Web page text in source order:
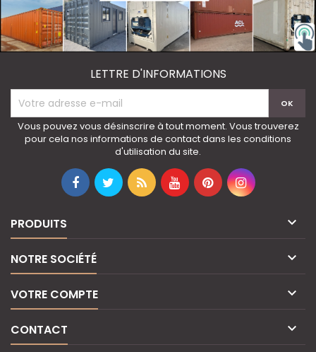
LETTRE D'INFORMATIONS
Vous pouvez vous désinscrire à tout moment. Vous trouverez
pour cela nos informations de contact dans les conditions
d'utilisation du site.
PRODUITS 
NOTRE SOCIÉTÉ 
VOTRE COMPTE 
CONTACT 